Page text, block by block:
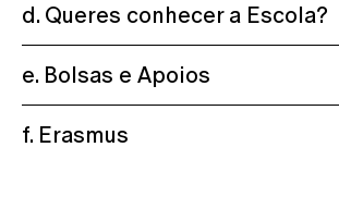
d. Queres conhecer a Escola?
e. Bolsas e Apoios
f. Erasmus